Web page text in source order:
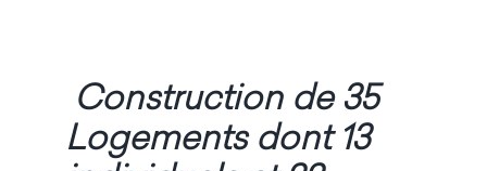
Construction de 35
Logements dont 13